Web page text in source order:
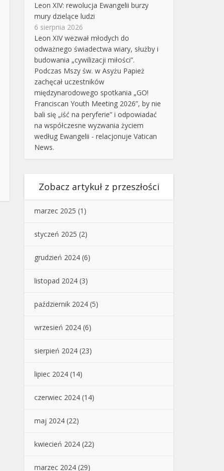
Leon XIV: rewolucja Ewangelii burzy
mury dzielące ludzi
6 sierpnia 2026
Leon XIV wezwał młodych do
odważnego świadectwa wiary, służby i
budowania „cywilizacji miłości”.
Podczas Mszy św. w Asyżu Papież
zachęcał uczestników
międzynarodowego spotkania „GO!
Franciscan Youth Meeting 2026”, by nie
bali się „iść na peryferie” i odpowiadać
na współczesne wyzwania życiem
według Ewangelii - relacjonuje Vatican
News.
Zobacz artykuł z przeszłości
marzec 2025 (1)
styczeń 2025 (2)
grudzień 2024 (6)
listopad 2024 (3)
październik 2024 (5)
wrzesień 2024 (6)
sierpień 2024 (23)
lipiec 2024 (14)
czerwiec 2024 (14)
maj 2024 (22)
kwiecień 2024 (22)
marzec 2024 (29)